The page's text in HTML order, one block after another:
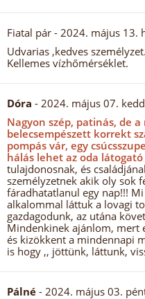
Fiatal pár - 2024. május 13.
Udvarias ,kedves személyzet.
Kellemes vízhőmérséklet.
Dóra - 2024. május 07. kedd
Nagyon szép, patinás, de
belecsempészett korrekt
pompás vár, egy
hálás lehet az oda látogató
tulajdonosnak, és
személyzetnek akik oly sok
fáradhatatlanul egy nap!!!
alkalommal láttuk a lovagi
gazdagodunk, az utána
Mindenkinek ajánlom, mert
és kizökkent a mindennapi
is hogy ,, jöttünk, láttunk,
Pálné - 2024. május 03.